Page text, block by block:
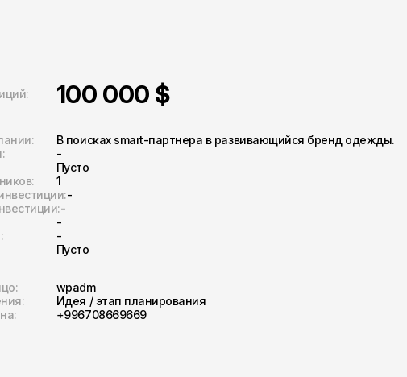
100 000 $
В поисках smart-партнера в развивающийся бренд одежды.
-
Пусто
1
-
-
-
-
Пусто
wpadm
Идея / этап планирования
+996708669669